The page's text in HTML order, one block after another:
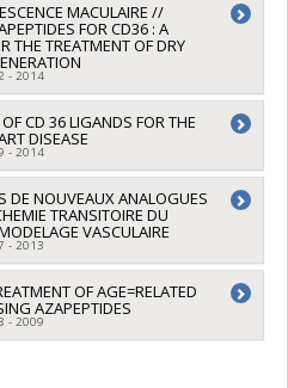
des maladies du coeur
MACULAIRE //
FOR CD36 : A
THE TREATMENT OF DRY
- 2014
,William Lubell
v3): Soutien aux entreprises
CD 36 LIGANDS FOR THE
DISEASE
- 2014
DE NOUVEAUX ANALOGUES
TRANSITOIRE DU
VASCULAIRE
- 2013
Carpentier
OF AGE=RELATED
AZAPEPTIDES
- 2009